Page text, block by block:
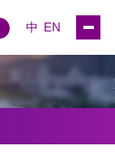
中 EN